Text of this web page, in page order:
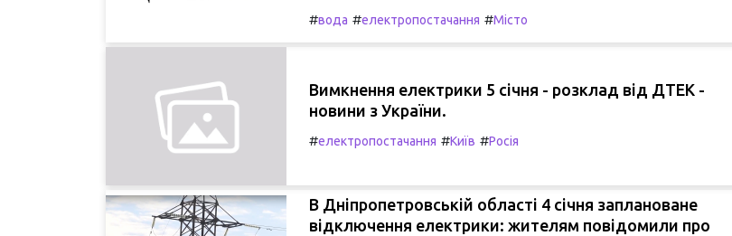
#вода #електропостачання #Місто
Вимкнення електрики 5 січня - розклад від ДТЕК -
новини з України.
#електропостачання #Київ #Росія
В Дніпропетровській області 4 січня заплановане
відключення електрики: жителям повідомили про